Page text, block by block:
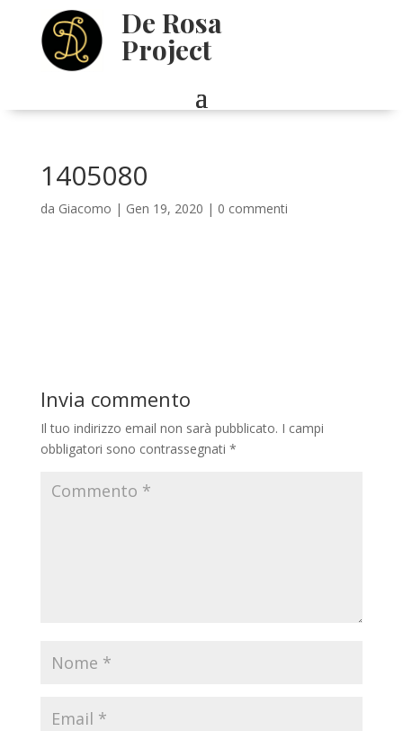
De Rosa
Project
1405080
da Giacomo | Gen 19, 2020 | 0 commenti
Invia commento
Il tuo indirizzo email non sarà pubblicato. I campi
obbligatori sono contrassegnati *